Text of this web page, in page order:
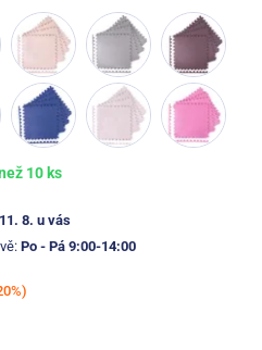
10 ks
8. u vás
Po - Pá 9:00-14:00